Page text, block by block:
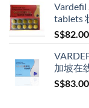
Vardefil
tablets
S$82.00
加坡在
S$83.00